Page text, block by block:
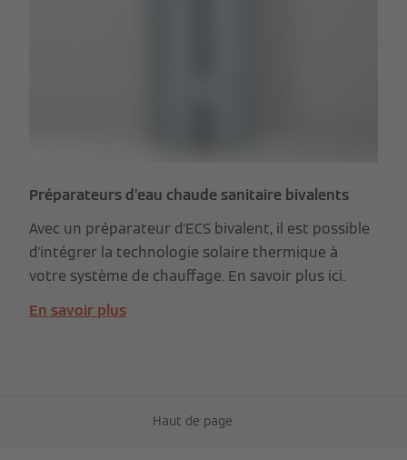
Préparateurs d’eau chaude sanitaire bivalents
Avec un préparateur d'ECS bivalent, il est possible
d'intégrer la technologie solaire thermique à
votre système de chauffage. En savoir plus ici.
En savoir plus
Haut de page